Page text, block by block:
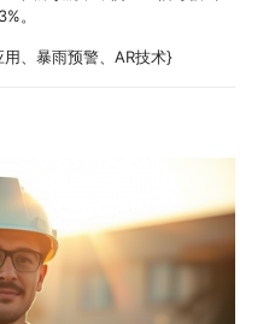
。
、暴雨预警、AR技术}